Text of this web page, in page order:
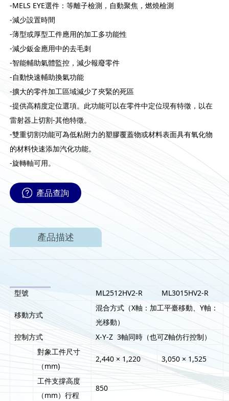
-MELS EYE選件：等離子檢測，自動聚焦，燃燒檢測
-減少設置時間
-薄型或厚型工件應用的加工多功能性
-減少鈑金應用中的去毛刺
-智能輔助氣體監控，減少報廢零件
-自動快速輔助換氣功能
-擴大的零件加工區域減少了夾緊的死區
-提供高精度定位選項。此功能可以在零件中定位現有特徵，以在
雷射器上切割-其他特徵。
-雙重切割功能可為低粘附力的塑膠覆蓋物或材料表面具有氧化物
的材料快速添加汽化功能。
-旋轉軸可用。
產品查詢
產品描述
型號 ML2512HV2-R ML3015HV2-R
移動方式
混合方式（X軸：加工平臺移動、Y軸：
光移動）
控制方式
X-Y-Z 3軸同時（也可Z軸仿行控制）
對象工件尺寸
（mm)
2,440 × 1,220 3,050 × 1,525
工件支撐高度
（mm）行程
850